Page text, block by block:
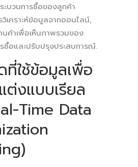
ะบวนการซื้อของลูกค้า
เคราะห์ข้อมูลจากออนไลน์,
นค้าเพื่อเห็นภาพรวมของ
ซื้อและปรับปรุงประสบการณ์.
ที่ใช้ข้อมูลเพื่อ
ต่งแบบเรียล
Time Data